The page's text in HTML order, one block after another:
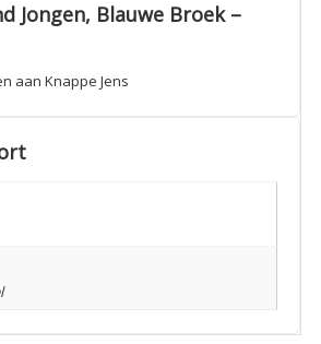
Jongen, Blauwe Broek –
aan Knappe Jens